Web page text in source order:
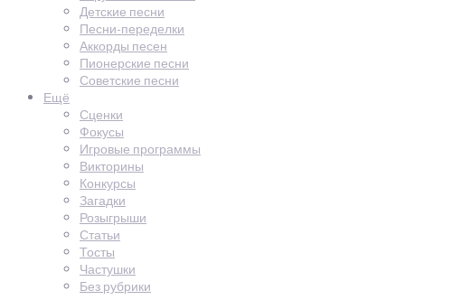
Детские песни
Песни-переделки
Аккорды песен
Пионерские песни
Советские песни
Ещё
Сценки
Фокусы
Игровые программы
Викторины
Конкурсы
Загадки
Розыгрыши
Статьи
Тосты
Частушки
Без рубрики